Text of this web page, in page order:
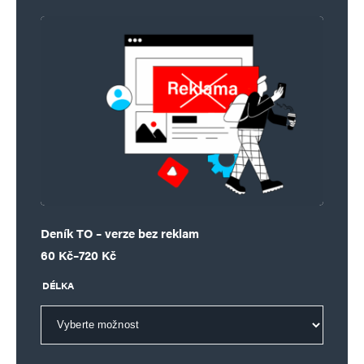
Vaše e-mailová adresa nebude zveřejněna.
Jméno*
Deník TO – verze bez reklam
60 Kč–720 Kč
Rozpětí cen: 60 Kč až 720 Kč
DÉLKA